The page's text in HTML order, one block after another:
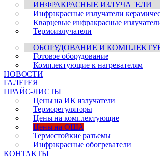
ИНФРАКРАСНЫЕ ИЗЛУЧАТЕЛИ
Инфракрасные излучатели
Кварцевые инфракрасные
Термоизлучатели
ОБОРУДОВАНИЕ И
Готовое оборудование
Комплектующие к нагревателям
НОВОСТИ
ГАЛЕРЕЯ
ПРАЙС-ЛИСТЫ
Цены на ИК излучатели
Терморегуляторы
Цены на комплектующие
Цены на ОША
Термостойкие разъемы
Инфракрасные обогреватели
КОНТАКТЫ